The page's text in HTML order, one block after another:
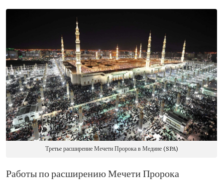
Третье расширение Мечети Пророка в Медине (SPA)
Работы по расширению Мечети Пророка